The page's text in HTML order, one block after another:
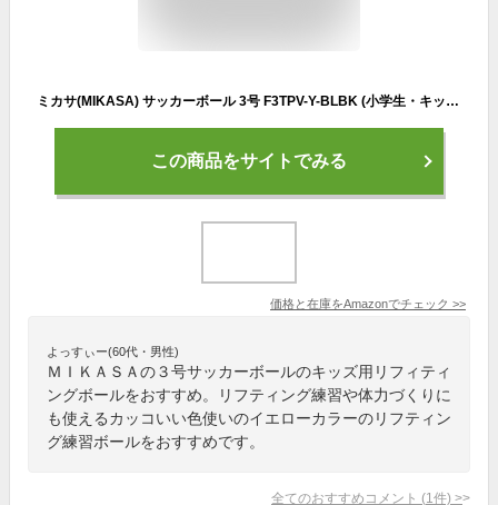
ミカサ(MIKASA) サッカーボール 3号 F3TPV-Y-BLBK (小学生・キッズ用) 推奨内圧0.4~0.6(kgf/㎠)
この商品をサイトでみる
価格と在庫をAmazonでチェック >>
よっすぃー(60代・男性)
ＭＩＫＡＳＡの３号サッカーボールのキッズ用リフィティ
ングボールをおすすめ。リフティング練習や体力づくりに
も使えるカッコいい色使いのイエローカラーのリフティン
グ練習ボールをおすすめです。
全てのおすすめコメント (1 件) >